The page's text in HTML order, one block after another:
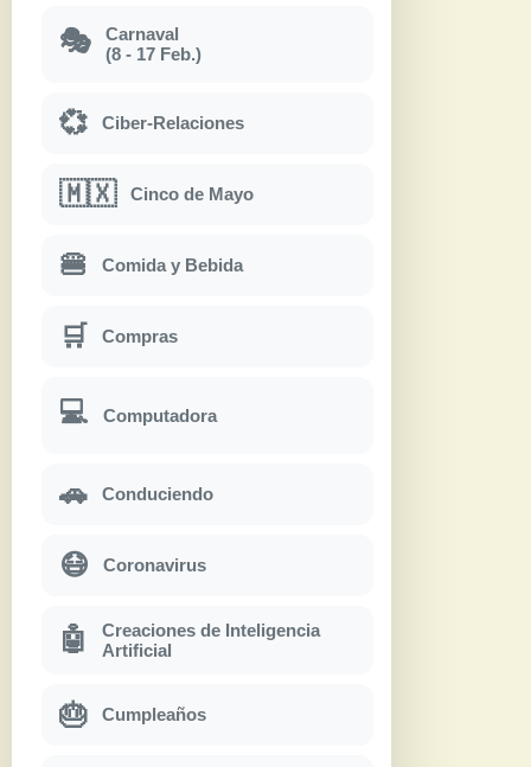
🎭
Carnaval
(8 - 17 Feb.)
💞 Ciber-Relaciones
🇲🇽 Cinco de Mayo
🍔 Comida y Bebida
🛒 Compras
💻 Computadora
🚗 Conduciendo
😷 Coronavirus
🤖
Creaciones de Inteligencia
Artificial
🎂 Cumpleaños